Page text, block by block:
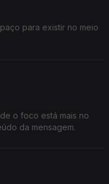
para existir no meio
o foco está mais no
da mensagem.